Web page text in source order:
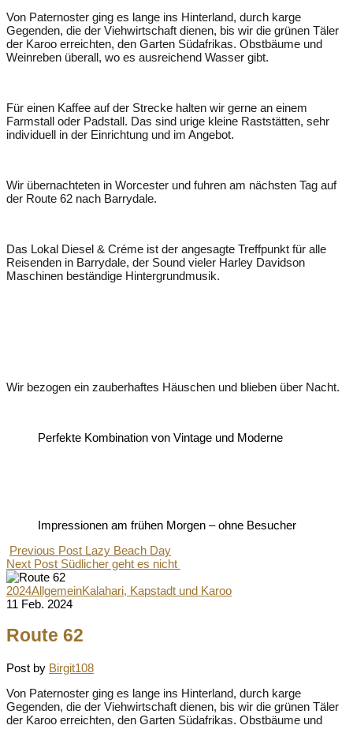
Von Paternoster ging es lange ins Hinterland, durch karge
Gegenden, die der Viehwirtschaft dienen, bis wir die grünen Täler
der Karoo erreichten, den Garten Südafrikas. Obstbäume und
Weinreben überall, wo es ausreichend Wasser gibt.
Für einen Kaffee auf der Strecke halten wir gerne an einem
Farmstall oder Padstall. Das sind urige kleine Raststätten, sehr
individuell in der Einrichtung und im Angebot.
Wir übernachteten in Worcester und fuhren am nächsten Tag auf
der Route 62 nach Barrydale.
Das Lokal Diesel & Créme ist der angesagte Treffpunkt für alle
Reisenden in Barrydale, der Sound vieler Harley Davidson
Maschinen beständige Hintergrundmusik.
Wir bezogen ein zauberhaftes Häuschen und blieben über Nacht.
Perfekte Kombination von Vintage und Moderne
Impressionen am frühen Morgen – ohne Besucher
Previous Post Lazy Beach Day
Next Post Südlicher geht es nicht
2024AllgemeinKalahari, Kapstadt und Karoo
11 Feb. 2024
Route 62
Post by Birgit108
Von Paternoster ging es lange ins Hinterland, durch karge
Gegenden, die der Viehwirtschaft dienen, bis wir die grünen Täler
der Karoo erreichten, den Garten Südafrikas. Obstbäume und